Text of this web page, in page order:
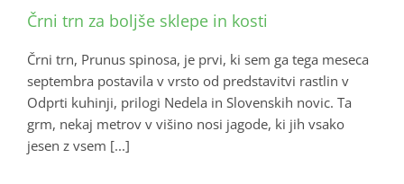
Črni trn za boljše sklepe in kosti
Črni trn, Prunus spinosa, je prvi, ki sem ga tega meseca
septembra postavila v vrsto od predstavitvi rastlin v
Odprti kuhinji, prilogi Nedela in Slovenskih novic. Ta
grm, nekaj metrov v višino nosi jagode, ki jih vsako
jesen z vsem [...]